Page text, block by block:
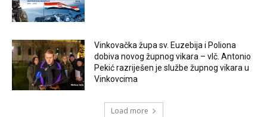
Vinkovačka župa sv. Euzebija i Poliona
dobiva novog župnog vikara – vlč. Antonio
Pekić razriješen je službe župnog vikara u
Vinkovcima
Load more